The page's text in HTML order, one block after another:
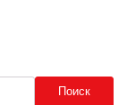
Поиск